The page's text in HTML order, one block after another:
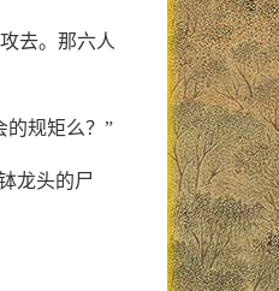
去。那六人
的规矩么？”
龙头的尸